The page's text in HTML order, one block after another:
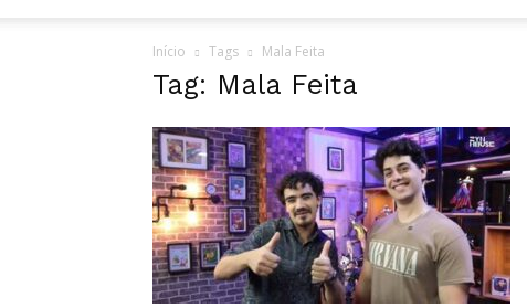
Início Tags Mala Feita
Tag: Mala Feita